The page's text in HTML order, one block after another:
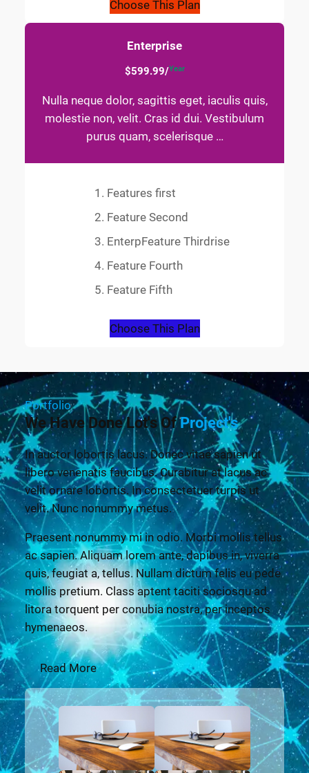
Choose This Plan
Enterprise
$599.99/Year
Nulla neque dolor, sagittis eget, iaculis quis,
molestie non, velit. Cras id dui. Vestibulum
purus quam, scelerisque …
Features first
Feature Second
EnterpFeature Thirdrise
Feature Fourth
Feature Fifth
Choose This Plan
Portfolio
We Have Done Lot's OfProject's
In auctor lobortis lacus. Donec vitae sapien ut
libero venenatis faucibus. Curabitur at lacus ac
velit ornare lobortis. In consectetuer turpis ut
velit. Nunc nonummy metus.
Praesent nonummy mi in odio. Morbi mollis tellus
ac sapien. Aliquam lorem ante, dapibus in, viverra
quis, feugiat a, tellus. Nullam dictum felis eu pede
mollis pretium. Class aptent taciti sociosqu ad
litora torquent per conubia nostra, per inceptos
hymenaeos.
Read More